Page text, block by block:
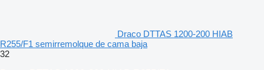
Draco DTTAS 1200-200 HIAB
R255/F1 semirremolque de cama baja
32